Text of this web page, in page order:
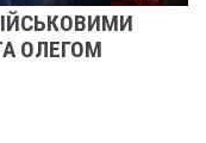
ОЛЕГОМ